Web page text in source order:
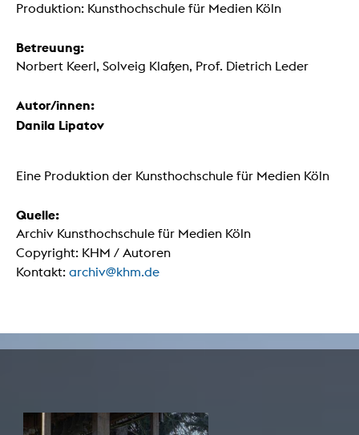
Produktion: Kunsthochschule für Medien Köln
Betreuung:
Norbert Keerl, Solveig Klaßen, Prof. Dietrich Leder
Autor/innen:
Danila Lipatov
Eine Produktion der Kunsthochschule für Medien Köln
Quelle:
Archiv Kunsthochschule für Medien Köln
Copyright: KHM / Autoren
Kontakt: archiv@khm.de